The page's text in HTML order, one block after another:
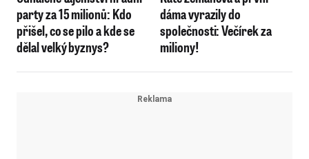
party za 15 milionů: Kdo
přišel, co se pilo a kde se
dělal velký byznys?
dáma vyrazily do
společnosti: Večírek za
miliony!